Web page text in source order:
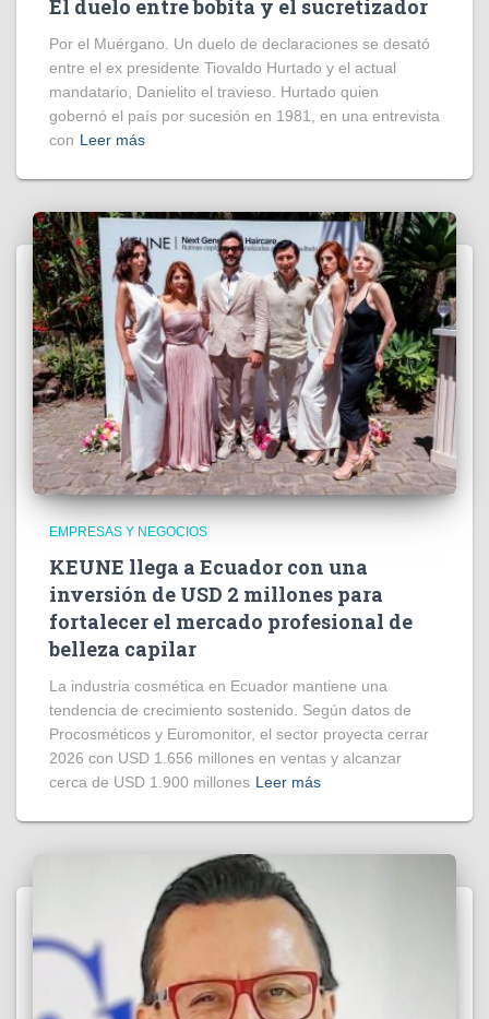
El duelo entre bobita y el sucretizador
Por el Muérgano. Un duelo de declaraciones se desató
entre el ex presidente Tiovaldo Hurtado y el actual
mandatario, Danielito el travieso. Hurtado quien
gobernó el país por sucesión en 1981, en una entrevista
con Leer más
EMPRESAS Y NEGOCIOS
KEUNE llega a Ecuador con una
inversión de USD 2 millones para
fortalecer el mercado profesional de
belleza capilar
La industria cosmética en Ecuador mantiene una
tendencia de crecimiento sostenido. Según datos de
Procosméticos y Euromonitor, el sector proyecta cerrar
2026 con USD 1.656 millones en ventas y alcanzar
cerca de USD 1.900 millones Leer más